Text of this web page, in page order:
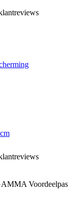
Voordeelpas